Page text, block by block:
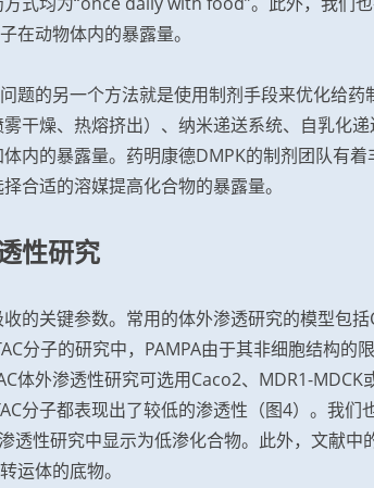
在动物体内的暴露量。
题的另一个方法就是使用制剂手段来优化给
干燥、热熔挤出）、纳米递送系统、自乳化
内的暴露量。药明康德DMPK的制剂团队有
合适的溶媒提高化合物的暴露量。
性研究
的关键参数。常用的体外渗透研究的模型包括
分子的研究中，PAMPA由于其非细胞结构的
体外渗透性研究可选用Caco2、MDR1-MDCK
分子都表现出了较低的渗透性（图4）。我们
透性研究中显示为低渗化合物。此外，文献中
运体的底物。